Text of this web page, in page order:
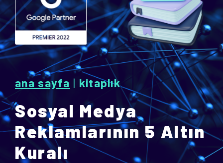
ana sayfa | kitaplık
Sosyal Medya
Reklamlarının 5 Altın
Kuralı